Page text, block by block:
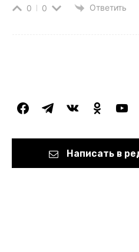
0 0 Ответить
facebooktelegramvkontakteodnoklassniki
Написать в